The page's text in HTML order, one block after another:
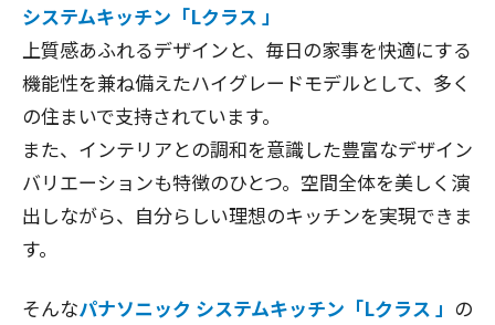
システムキッチン「Lクラス 」
上質感あふれるデザインと、毎日の家事を快適にする
機能性を兼ね備えたハイグレードモデルとして、多く
の住まいで支持されています。
また、インテリアとの調和を意識した豊富なデザイン
バリエーションも特徴のひとつ。空間全体を美しく演
出しながら、自分らしい理想のキッチンを実現できま
す。
そんなパナソニック システムキッチン「Lクラス 」 の